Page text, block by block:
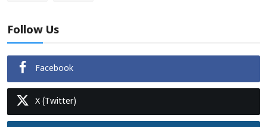
Follow Us
Facebook
X (Twitter)